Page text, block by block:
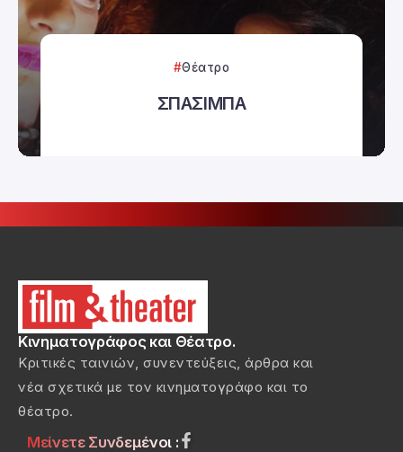
Θέατρο
ΣΠΑΣΙΜΠΑ
Κινηματογράφος και Θέατρο.
Κριτικές ταινιών, συνεντεύξεις, άρθρα και
νέα σχετικά με τον κινηματογράφο και το
θέατρο.
Μείνετε Συνδεμένοι :